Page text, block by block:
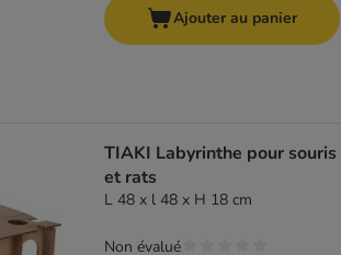
Ajouter au panier
TIAKI Labyrinthe pour souris
et rats
L 48 x l 48 x H 18 cm
Non évalué